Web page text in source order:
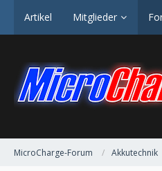
Artikel Mitglieder
MicroCharge-Forum Akkutechnik